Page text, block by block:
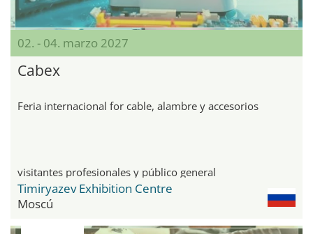
02. - 04. marzo 2027
Cabex
Feria internacional for cable, alambre y accesorios
visitantes profesionales y público general
Timiryazev Exhibition Centre
Moscú